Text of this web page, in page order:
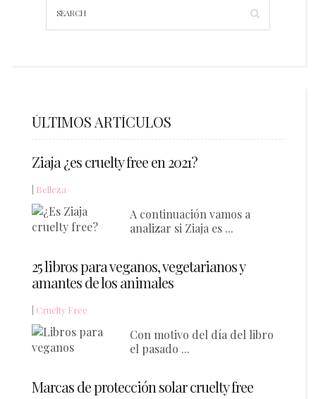
ÚLTIMOS ARTÍCULOS
Ziaja ¿es cruelty free en 2021?
Belleza
A continuación vamos a
analizar si Ziaja es ...
25 libros para veganos, vegetarianos y
amantes de los animales
Cruelty Free
Con motivo del día del libro
el pasado ...
Marcas de protección solar cruelty free